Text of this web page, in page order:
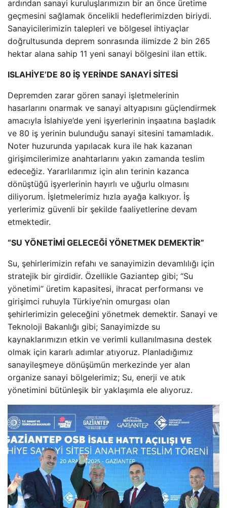
ardından sanayi kuruluşlarımızın bir an önce üretime
geçmesini sağlamak öncelikli hedeflerimizden biriydi.
Sanayicilerimizin talepleri ve bölgesel ihtiyaçlar
doğrultusunda deprem sonrasında ilimizde 2 bin 265
hektar alana sahip 11 yeni sanayi bölgesini ilan ettik.
ISLAHİYE’DE 80 İŞ YERİNDE SANAYİ SİTESİ
Depremden zarar gören sanayi işletmelerinin
hasarlarını onarmak ve sanayi altyapısını güçlendirmek
amacıyla İslahiye’de yeni işyerlerinin inşaatına başladık
ve 80 iş yerinin bulunduğu sanayi sitesini tamamladık.
Noter huzurunda yapılacak kura ile hak kazanan
girişimcilerimize anahtarlarını yakın zamanda teslim
edeceğiz. Yararlılarımız için alın terinin kazanca
dönüştüğü işyerlerinin hayırlı ve uğurlu olmasını
diliyorum. İşletmelerimiz hızla ayağa kalkıyor. İş
yerlerimiz güvenli bir şekilde faaliyetlerine devam
etmektedir.
“SU YÖNETİMİ GELECEĞİ YÖNETMEK DEMEKTİR”
Su, şehirlerimizin refahı ve sanayimizin devamlılığı için
stratejik bir girdidir. Özellikle Gaziantep gibi; “Su
yönetimi” üretim kapasitesi, ihracat performansı ve
girişimci ruhuyla Türkiye’nin omurgası olan
şehirlerimizin geleceğini yönetmek demektir. Sanayi ve
Teknoloji Bakanlığı gibi; Sanayimizde su
kaynaklarımızın etkin ve verimli kullanılmasına destek
olmak için kararlı adımlar atıyoruz. Planladığımız
sanayileşmeye dönüşümün merkezinde yer alan
organize sanayi bölgelerimiz; Su, enerji ve atık
yönetimini bütünleşik bir yaklaşımla ele alıyoruz.